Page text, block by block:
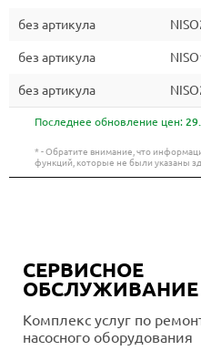
без артикула
без артикула
без артикула
Последнее обновление цен:
* - Обратите внимание, что
функций, которые не были указаны
СЕРВИСНОЕ
ОБСЛУЖИВАНИЕ
Комплекс услуг по
насосного оборудования